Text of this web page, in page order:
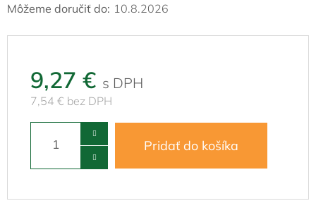
Môžeme doručiť do: 10.8.2026
9,27 €
7,54 € bez DPH
Pridať do košíka